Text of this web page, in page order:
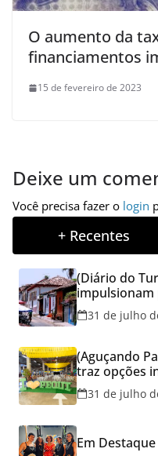
O aumento da
financiamentos
15 de fevereiro de 2023
Deixe um
Você precisa fazer o login
+ Recentes
(Diário do
impulsionam
Goiás e
reservar
31 de julho
(Aguçando
traz opções
gratuitas no
Goiânia
31 de julho
Em